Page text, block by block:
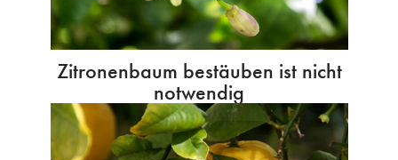
Zitronenbaum bestäuben ist nicht
notwendig